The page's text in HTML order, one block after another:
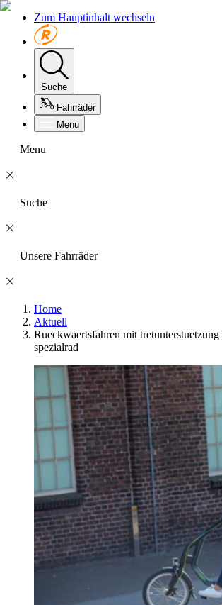
Zum Hauptinhalt wechseln
Suche
Fahrräder
Menu
Menu
Suche
Unsere Fahrräder
Home
Aktuell
Rueckwaertsfahren mit
spezialrad